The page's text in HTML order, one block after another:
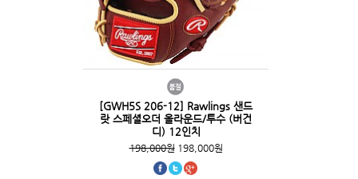
[GWH5S 206-12] Rawlings 샌드
랏 스페셜오더 올라운드/투수 (버건
디) 12인치
198,000원198,000원